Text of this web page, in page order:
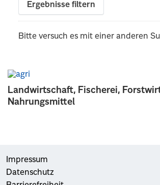
Landwirtschaft, Fischerei,
Nahrungsmittel
Ergebnisse filtern
Bitte versuch es mit einer anderen
Impressum
Datenschutz